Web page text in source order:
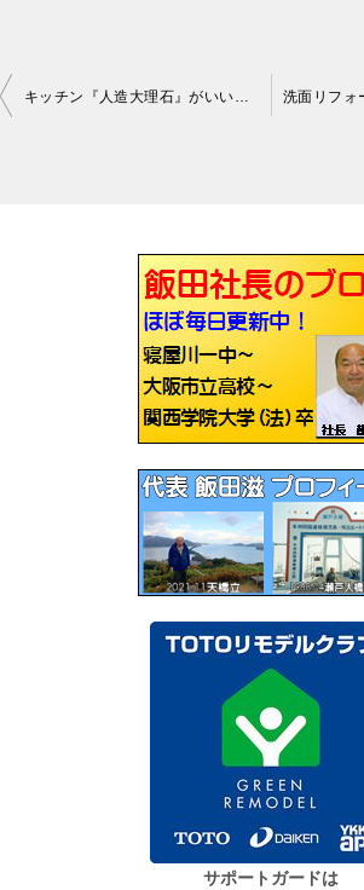
ゲ
ー
シ
ョ
ン
サポートガードは